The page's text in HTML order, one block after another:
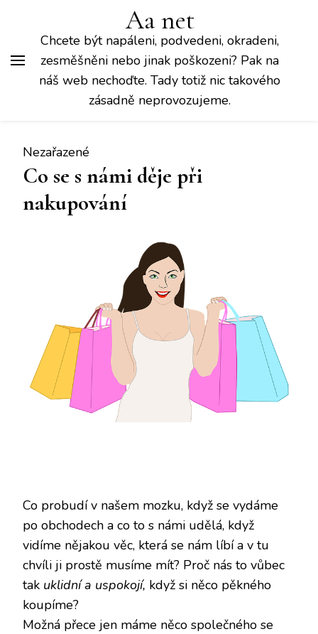
Aa net
Chcete být napáleni, podvedeni, okradeni,
zesměšněni nebo jinak poškozeni? Pak na
náš web nechoďte. Tady totiž nic takového
zásadně neprovozujeme.
Nezařazené
Co se s námi děje při
nakupování
Co probudí v našem mozku, když se vydáme
po obchodech a co to s námi udělá, když
vidíme nějakou věc, která se nám líbí a v tu
chvíli ji prostě musíme mít? Proč nás to vůbec
tak uklidní a uspokojí, když si něco pěkného
koupíme?
Možná přece jen máme něco společného se